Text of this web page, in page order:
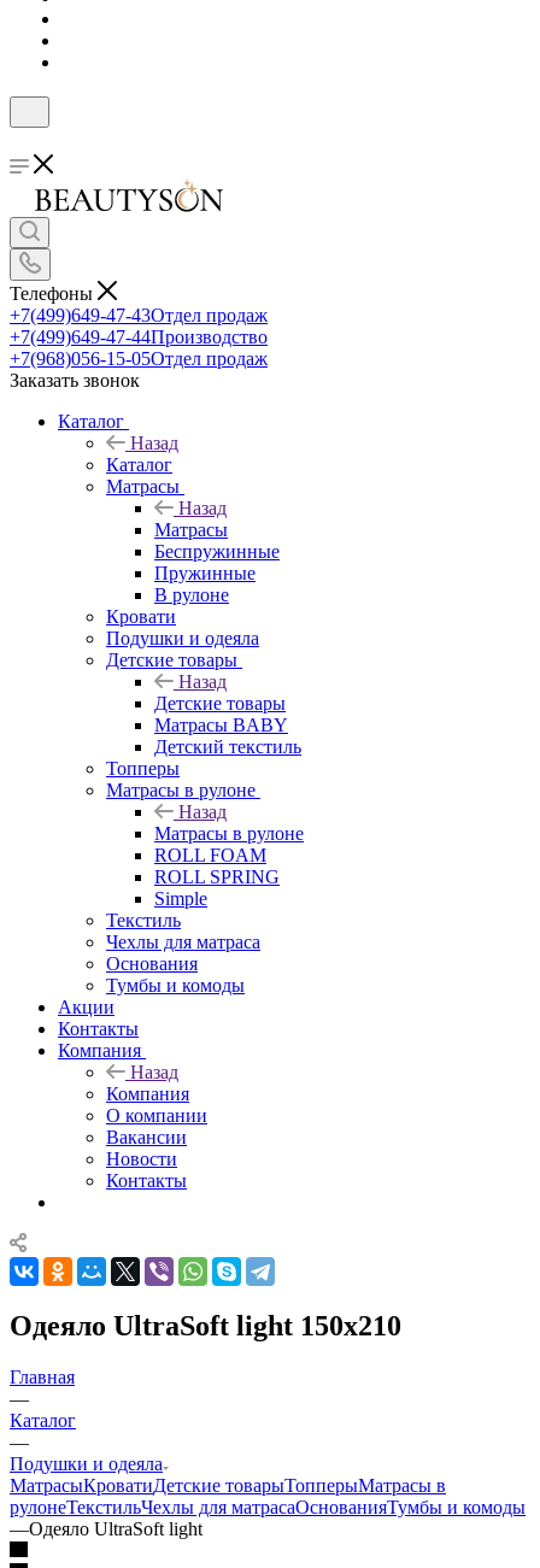
Телефоны
+7(499)649-47-43Отдел продаж
+7(499)649-47-44Производство
+7(968)056-15-05Отдел продаж
Заказать звонок
Каталог
Назад
Каталог
Матрасы
Назад
Матрасы
Беспружинные
Пружинные
В рулоне
Кровати
Подушки и одеяла
Детские товары
Назад
Детские товары
Матрасы BABY
Детский текстиль
Топперы
Матрасы в рулоне
Назад
Матрасы в рулоне
ROLL FOAM
ROLL SPRING
Simple
Текстиль
Чехлы для матраса
Основания
Тумбы и комоды
Акции
Контакты
Компания
Назад
Компания
О компании
Вакансии
Новости
Контакты
Одеяло UltraSoft light 150х210
Главная
—
Каталог
—
Подушки и одеяла
МатрасыКроватиДетские товарыТопперыМатрасы в
рулонеТекстильЧехлы для матрасаОснованияТумбы и комоды
—Одеяло UltraSoft light